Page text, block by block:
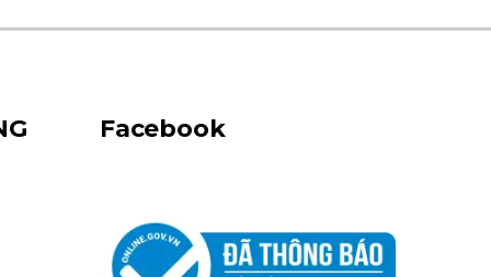
Facebook